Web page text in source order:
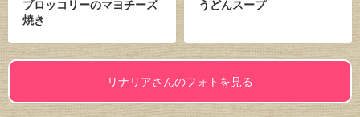
ブロッコリーのマヨチーズ
焼き
うどんスープ
リナリアさんのフォトを見る